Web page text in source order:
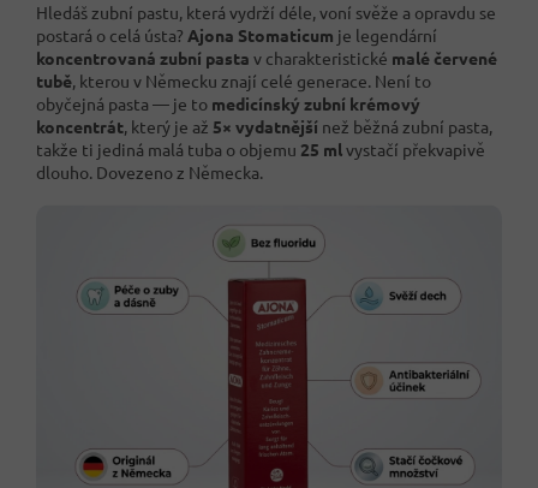
Hledáš zubní pastu, která vydrží déle, voní svěže a opravdu se
postará o celá ústa? Ajona Stomaticum je legendární
koncentrovaná zubní pasta v charakteristické malé červené
tubě, kterou v Německu znají celé generace. Není to
obyčejná pasta — je to medicínský zubní krémový
koncentrát, který je až 5× vydatnější než běžná zubní pasta,
takže ti jediná malá tuba o objemu 25 mlvystačí překvapivě
dlouho. Dovezeno z Německa.